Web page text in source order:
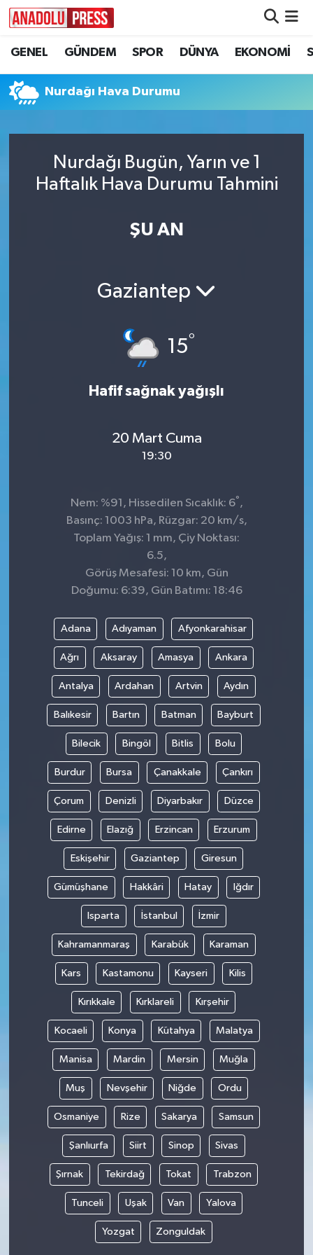
GENEL GÜNDEM SPOR DÜNYA EKONOMİ
Nurdağı Hava Durumu
Nurdağı Bugün, Yarın ve 1
Haftalık Hava Durumu Tahmini
ŞU AN
Gaziantep
15°
Hafif sağnak yağışlı
20 Mart Cuma
19:30
Nem: %91, Hissedilen Sıcaklık: 6° ,
Basınç: 1003 hPa, Rüzgar: 20 km/s,
Toplam Yağış: 1 mm, Çiy Noktası:
6.5,
Görüş Mesafesi: 10 km, Gün
Doğumu: 6:39, Gün Batımı: 18:46
Adana Adıyaman Afyonkarahisar
Ağrı Aksaray Amasya Ankara
Antalya Ardahan Artvin Aydın
Balıkesir Bartın Batman Bayburt
Bilecik Bingöl Bitlis Bolu
Burdur Bursa Çanakkale Çankırı
Çorum Denizli Diyarbakır Düzce
Edirne Elazığ Erzincan Erzurum
Eskişehir Gaziantep Giresun
Gümüşhane Hakkâri Hatay Iğdır
Isparta İstanbul İzmir
Kahramanmaraş Karabük Karaman
Kars Kastamonu Kayseri Kilis
Kırıkkale Kırklareli Kırşehir
Kocaeli Konya Kütahya Malatya
Manisa Mardin Mersin Muğla
Muş Nevşehir Niğde Ordu
Osmaniye Rize Sakarya Samsun
Şanlıurfa Siirt Sinop Sivas
Şırnak Tekirdağ Tokat Trabzon
Tunceli Uşak Van Yalova
Yozgat Zonguldak
Nöbetçi Eczaneler
Hava Durumu
Trafik Durumu